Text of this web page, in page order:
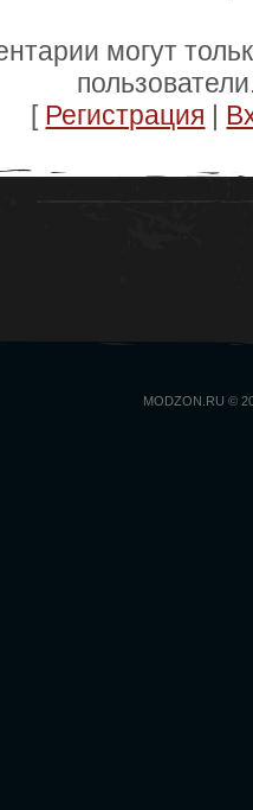
могут
[ Регистрация |
MODZON.RU ©